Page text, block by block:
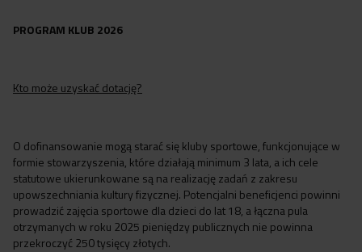
PROGRAM KLUB 2026
Kto może uzyskać dotację?
O dofinansowanie mogą starać się kluby sportowe, funkcjonujące w
formie stowarzyszenia, które działają minimum 3 lata, a ich cele
statutowe ukierunkowane są na realizację zadań z zakresu
upowszechniania kultury fizycznej. Potencjalni beneficjenci powinni
prowadzić zajęcia sportowe dla dzieci do lat 18, a łączna pula
otrzymanych w roku 2025 pieniędzy publicznych nie powinna
przekroczyć 250 tysięcy złotych.